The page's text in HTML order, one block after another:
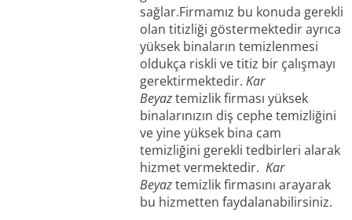
sağlar.Firmamız bu konuda gerekli
olan titizliği göstermektedir ayrıca
yüksek binaların temizlenmesi
oldukça riskli ve titiz bir çalışmayı
gerektirmektedir.Kar
Beyaztemizlik firması yüksek
binalarınızın diş cephe temizliğini
ve yine yüksek bina cam
temizliğini gerekli tedbirleri alarak
hizmet vermektedir.Kar
Beyaztemizlik firmasını arayarak
bu hizmetten faydalanabilirsiniz.